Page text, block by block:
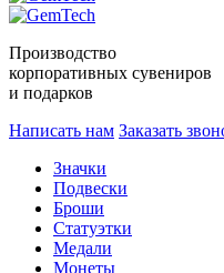
Производство
корпоративных сувениров
и подарков
Написать нам Заказать
Значки
Подвески
Броши
Статуэтки
Медали
Монеты